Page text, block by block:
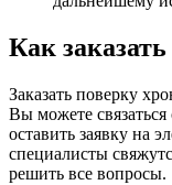
Как
Заказать поверку
Вы можете
оставить заявку на
специалисты
решить все вопросы.